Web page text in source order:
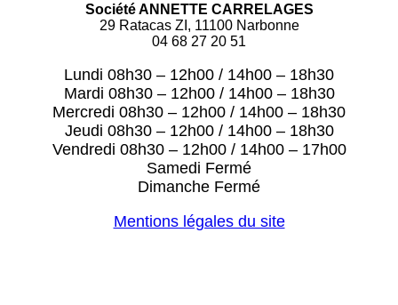
Société ANNETTE CARRELAGES
29 Ratacas ZI, 11100 Narbonne
04 68 27 20 51
Lundi 08h30 – 12h00 / 14h00 – 18h30
Mardi 08h30 – 12h00 / 14h00 – 18h30
Mercredi 08h30 – 12h00 / 14h00 – 18h30
Jeudi 08h30 – 12h00 / 14h00 – 18h30
Vendredi 08h30 – 12h00 / 14h00 – 17h00
Samedi Fermé
Dimanche Fermé
Mentions légales du site